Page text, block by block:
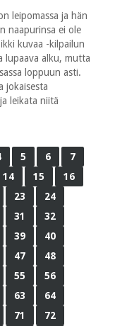
leipomassa ja hän
naapurinsa ei ole
kuvaa -kilpailun
lupaava alku, mutta
loppuun asti.
jokaisesta
leikata niitä
5 6
7
14 15
16
23
24
31
32
39
40
47
48
55
56
63
64
71
72